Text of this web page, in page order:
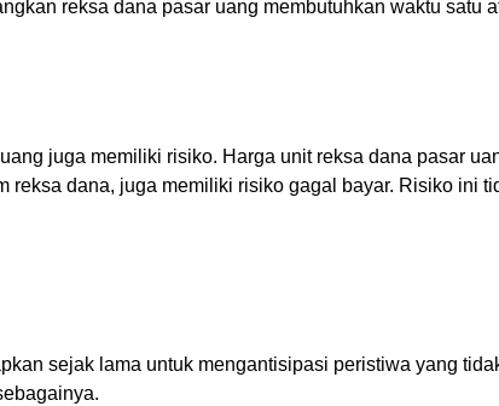
reksa dana pasar uang membutuhkan waktu satu
juga memiliki risiko. Harga unit reksa dana pasar
reksa dana, juga memiliki risiko gagal bayar. Risiko ini
sejak lama untuk mengantisipasi peristiwa yang